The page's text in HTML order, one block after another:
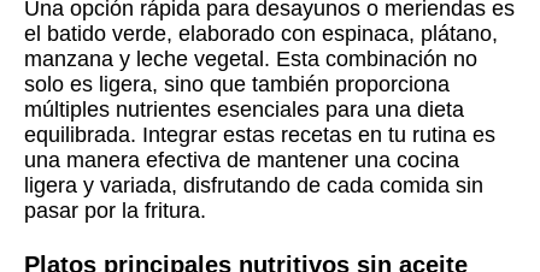
Una opción rápida para desayunos o meriendas es
el batido verde, elaborado con espinaca, plátano,
manzana y leche vegetal. Esta combinación no
solo es ligera, sino que también proporciona
múltiples nutrientes esenciales para una dieta
equilibrada. Integrar estas recetas en tu rutina es
una manera efectiva de mantener una cocina
ligera y variada, disfrutando de cada comida sin
pasar por la fritura.
Platos principales nutritivos sin aceite